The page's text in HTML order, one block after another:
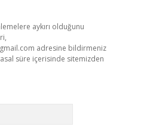
aykırı olduğunu
adresine bildirmeniz
süre içerisinde sitemizden